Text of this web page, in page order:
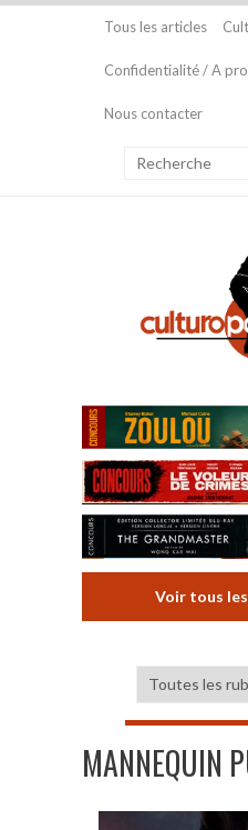
Tous les articles
Confidentialité / A
Nous contacter
Voir tous
MANNEQUIN